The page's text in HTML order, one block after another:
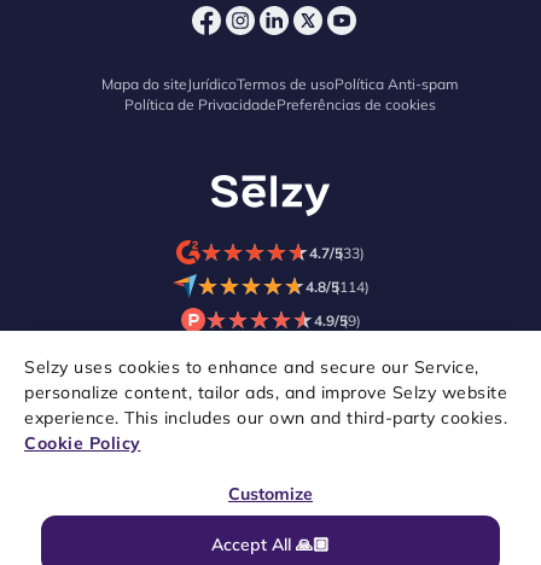
Selzy uses cookies to enhance and secure our Service,
personalize content, tailor ads, and improve Selzy website
experience. This includes our own and third-party cookies.
Cookie Policy
Accept All 🙏🏼
Customize
Mapa do site JurídicoTermos de usoPolítica Anti-spam
Política de PrivacidadePreferências de cookies
★★★★★
★★★★★4.7/5(33)
★★★★★
★★★★★4.8/5(114)
★★★★★
★★★★★4.9/5(9)